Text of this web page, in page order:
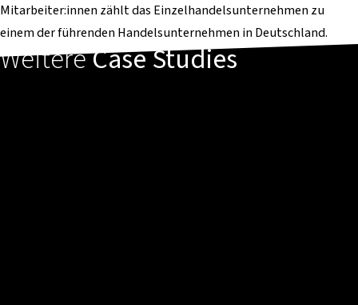
Mitarbeiter:innen zählt das Einzelhandelsunternehmen zu
einem der führenden Handelsunternehmen in Deutschland.
WeitereCase Studies